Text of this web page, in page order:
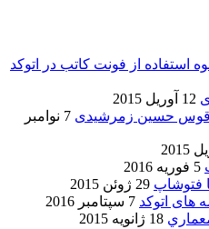
استفاده از فونت کاتب در اتوکد
12 آوریل 2015
و قوس حسین زمرشیدی
7 نوامبر
5 فوریه 2016
فتوشاپ 29 ژوئن 2015
های اتوکد 7 سپتامبر 2016
18 ژانویه 2015